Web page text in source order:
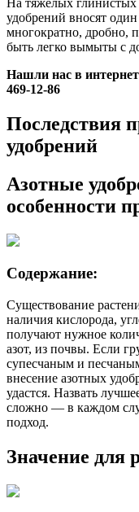
удобрений вносят
многократно, дробно,
быть легко вымыты с
Нашли нас в
469-12-86
Последствия
удобрений
Азотные
особенности
Содержание:
Существование
наличия кислорода,
получают нужное
азот, из почвы. Если
супесчаным и
внесение азотных
удастся. Назвать
сложно — в каждом
подход.
Значение для